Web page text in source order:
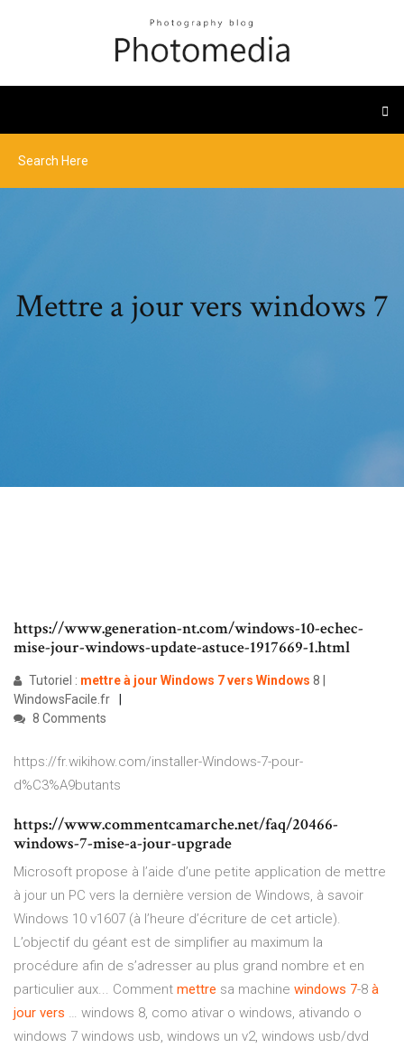
Mettre a jour vers windows 7
https://www.generation-nt.com/windows-10-echec-
mise-jour-windows-update-astuce-1917669-1.html
Tutoriel : mettreà jour Windows 7vers Windows 8 |
WindowsFacile.fr
8 Comments
https://fr.wikihow.com/installer-Windows-7-pour-
d%C3%A9butants
https://www.commentcamarche.net/faq/20466-
windows-7-mise-a-jour-upgrade
Microsoft propose à l’aide d’une petite application de mettre
à jour un PC vers la dernière version de Windows, à savoir
Windows 10 v1607 (à l’heure d’écriture de cet article).
L’objectif du géant est de simplifier au maximum la
procédure afin de s’adresser au plus grand nombre et en
particulier aux... Comment mettre sa machine windows 7-8 à
jour vers … windows 8, como ativar o windows, ativando o
windows 7 windows usb, windows un v2, windows usb/dvd